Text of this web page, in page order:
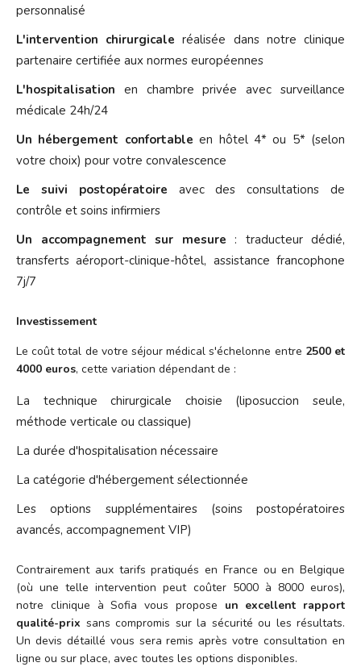
personnalisé
L'intervention chirurgicale réalisée dans notre clinique
partenaire certifiée aux normes européennes
L'hospitalisation en chambre privée avec surveillance
médicale 24h/24
Un hébergement confortable en hôtel 4* ou 5* (selon
votre choix) pour votre convalescence
Le suivi postopératoire avec des consultations de
contrôle et soins infirmiers
Un accompagnement sur mesure : traducteur dédié,
transferts aéroport-clinique-hôtel, assistance francophone
7j/7
Investissement
Le coût total de votre séjour médical s'échelonne entre 2500 et
4000 euros, cette variation dépendant de :
La technique chirurgicale choisie (liposuccion seule,
méthode verticale ou classique)
La durée d'hospitalisation nécessaire
La catégorie d'hébergement sélectionnée
Les options supplémentaires (soins postopératoires
avancés, accompagnement VIP)
Contrairement aux tarifs pratiqués en France ou en Belgique
(où une telle intervention peut coûter 5000 à 8000 euros),
notre clinique à Sofia vous propose un excellent rapport
qualité-prix sans compromis sur la sécurité ou les résultats.
Un devis détaillé vous sera remis après votre consultation en
ligne ou sur place, avec toutes les options disponibles.